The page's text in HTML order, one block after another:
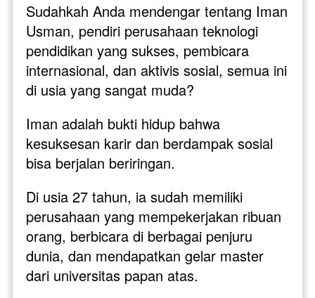
Sudahkah Anda mendengar tentang Iman
Usman, pendiri perusahaan teknologi
pendidikan yang sukses, pembicara
internasional, dan aktivis sosial, semua ini
di usia yang sangat muda?
Iman adalah bukti hidup bahwa
kesuksesan karir dan berdampak sosial
bisa berjalan beriringan.
Di usia 27 tahun, ia sudah memiliki
perusahaan yang mempekerjakan ribuan
orang, berbicara di berbagai penjuru
dunia, dan mendapatkan gelar master
dari universitas papan atas.